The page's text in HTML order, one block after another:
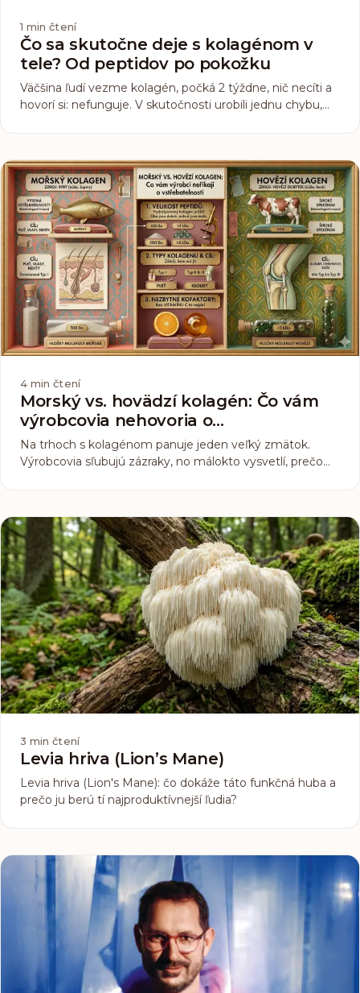
1 min čtení
Čo sa skutočne deje s kolagénom v
tele? Od peptidov po pokožku
Väčšina ľudí vezme kolagén, počká 2 týždne, nič necíti a
hovorí si: nefunguje. V skutočnosti urobili jednu chybu,
4 min čtení
Morský vs. hovädzí kolagén: Čo vám
výrobcovia nehovoria o
vstrebateľnosti
Na trhoch s kolagénom panuje jeden veľký zmätok.
Výrobcovia sľubujú zázraky, no málokto vysvetlí, prečo
molekulárna hmotnosť.
3 min čtení
Levia hriva (Lion’s Mane)
Levia hriva (Lion's Mane): čo dokáže táto funkčná huba a
prečo ju berú tí najproduktívnejší ľudia?